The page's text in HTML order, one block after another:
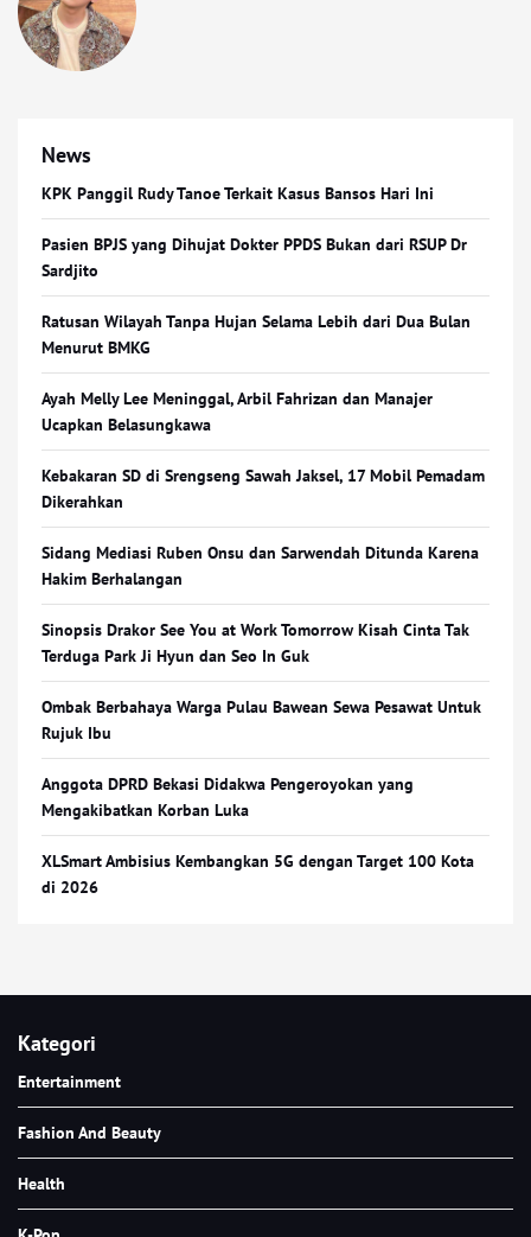
News
KPK Panggil Rudy Tanoe Terkait Kasus Bansos Hari Ini
Pasien BPJS yang Dihujat Dokter PPDS Bukan dari RSUP Dr
Sardjito
Ratusan Wilayah Tanpa Hujan Selama Lebih dari Dua Bulan
Menurut BMKG
Ayah Melly Lee Meninggal, Arbil Fahrizan dan Manajer
Ucapkan Belasungkawa
Kebakaran SD di Srengseng Sawah Jaksel, 17 Mobil Pemadam
Dikerahkan
Sidang Mediasi Ruben Onsu dan Sarwendah Ditunda Karena
Hakim Berhalangan
Sinopsis Drakor See You at Work Tomorrow Kisah Cinta Tak
Terduga Park Ji Hyun dan Seo In Guk
Ombak Berbahaya Warga Pulau Bawean Sewa Pesawat Untuk
Rujuk Ibu
Anggota DPRD Bekasi Didakwa Pengeroyokan yang
Mengakibatkan Korban Luka
XLSmart Ambisius Kembangkan 5G dengan Target 100 Kota
di 2026
Kategori
Entertainment
Fashion And Beauty
Health